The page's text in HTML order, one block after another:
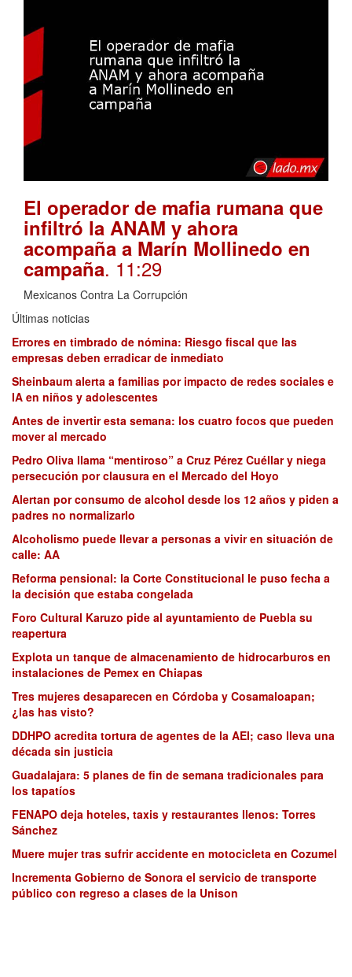
El operador de mafia rumana que
infiltró la ANAM y ahora
acompaña a Marín Mollinedo en
campaña. 11:29
Mexicanos Contra La Corrupción
Últimas noticias
Errores en timbrado de nómina: Riesgo fiscal que las
empresas deben erradicar de inmediato
Sheinbaum alerta a familias por impacto de redes sociales e
IA en niños y adolescentes
Antes de invertir esta semana: los cuatro focos que pueden
mover al mercado
Pedro Oliva llama “mentiroso” a Cruz Pérez Cuéllar y niega
persecución por clausura en el Mercado del Hoyo
Alertan por consumo de alcohol desde los 12 años y piden a
padres no normalizarlo
Alcoholismo puede llevar a personas a vivir en situación de
calle: AA
Reforma pensional: la Corte Constitucional le puso fecha a
la decisión que estaba congelada
Foro Cultural Karuzo pide al ayuntamiento de Puebla su
reapertura
Explota un tanque de almacenamiento de hidrocarburos en
instalaciones de Pemex en Chiapas
Tres mujeres desaparecen en Córdoba y Cosamaloapan;
¿las has visto?
DDHPO acredita tortura de agentes de la AEI; caso lleva una
década sin justicia
Guadalajara: 5 planes de fin de semana tradicionales para
los tapatíos
FENAPO deja hoteles, taxis y restaurantes llenos: Torres
Sánchez
Muere mujer tras sufrir accidente en motocicleta en Cozumel
Incrementa Gobierno de Sonora el servicio de transporte
público con regreso a clases de la Unison